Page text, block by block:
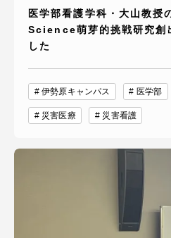
医学部看護学科・大山教
Science萌芽的挑戦研究創
した
伊勢原キャンパス 医学部
災害医療 災害看護